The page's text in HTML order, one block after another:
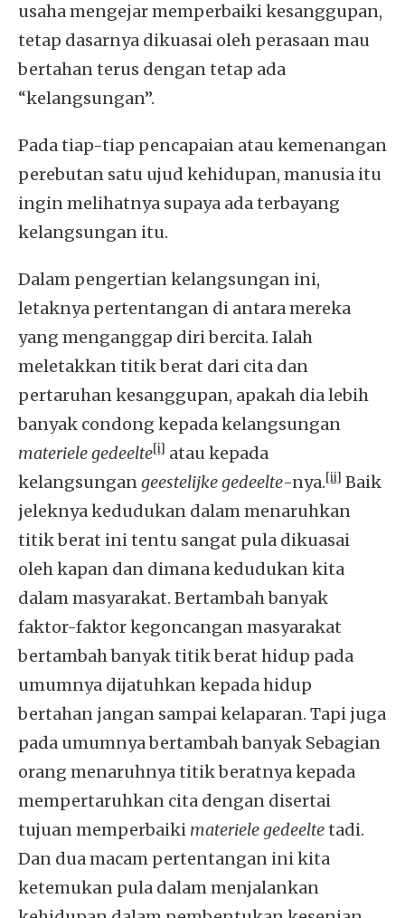
usaha mengejar memperbaiki kesanggupan,
tetap dasarnya dikuasai oleh perasaan mau
bertahan terus dengan tetap ada
“kelangsungan”.
Pada tiap-tiap pencapaian atau kemenangan
perebutan satu ujud kehidupan, manusia itu
ingin melihatnya supaya ada terbayang
kelangsungan itu.
Dalam pengertian kelangsungan ini,
letaknya pertentangan di antara mereka
yang menganggap diri bercita. Ialah
meletakkan titik berat dari cita dan
pertaruhan kesanggupan, apakah dia lebih
banyak condong kepada kelangsungan
materiele gedeelte[i] atau kepada
kelangsungangeestelijke gedeelte-nya.[ii] Baik
jeleknya kedudukan dalam menaruhkan
titik berat ini tentu sangat pula dikuasai
oleh kapan dan dimana kedudukan kita
dalam masyarakat. Bertambah banyak
faktor-faktor kegoncangan masyarakat
bertambah banyak titik berat hidup pada
umumnya dijatuhkan kepada hidup
bertahan jangan sampai kelaparan. Tapi juga
pada umumnya bertambah banyak Sebagian
orang menaruhnya titik beratnya kepada
mempertaruhkan cita dengan disertai
tujuan memperbaiki materiele gedeeltetadi.
Dan dua macam pertentangan ini kita
ketemukan pula dalam menjalankan